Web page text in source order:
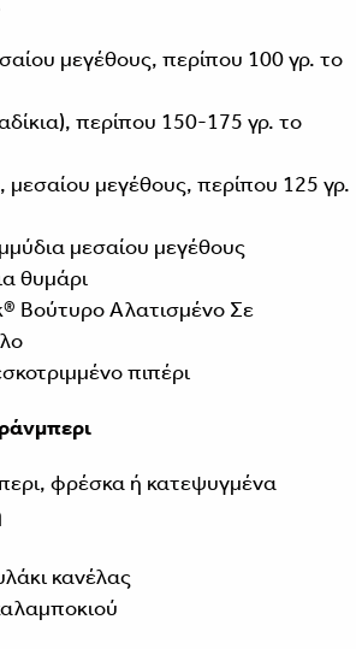
μεγέθους, περίπου 100 γρ. το
περίπου 150-175 γρ. το
μεσαίου μεγέθους, περίπου 125 γρ.
μεσαίου μεγέθους
θυμάρι
Βούτυρο Αλατισμένο Σε
πιπέρι
φρέσκα ή κατεψυγμένα
κανέλας